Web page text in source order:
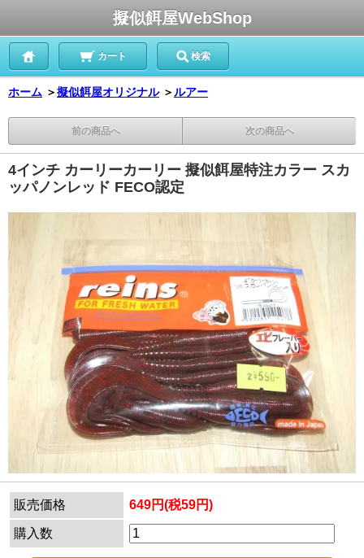
擬似餌屋WebShop
カート 検索
ホーム ＞擬似餌屋オリジナル ＞ ルアー
前の商品へ 次の商品へ
4インチ カーリーカーリー 擬似餌屋特注カラー スカ
ッパノンレッド FECO認定
販売価格 649円(税59円)
購入数